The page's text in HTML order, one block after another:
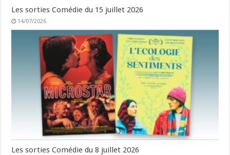
Les sorties Comédie du 15 juillet 2026
14/07/2026
Les sorties Comédie du 8 juillet 2026